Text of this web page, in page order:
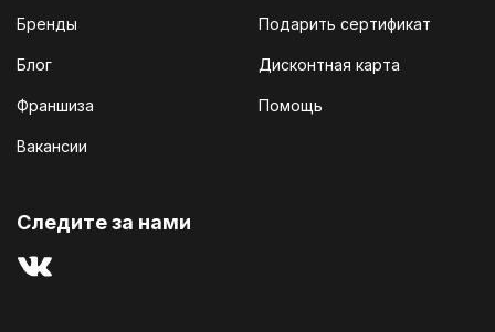
Бренды
Блог
Франшиза
Вакансии
Подарить сертификат
Дисконтная карта
Помощь
Cледите за нами